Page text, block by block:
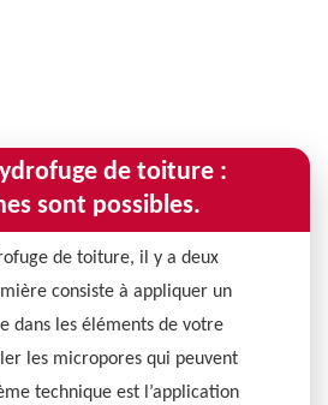
de toiture :
sont possibles.
de toiture, il y a deux
consiste à appliquer un
dans les éléments de votre
les micropores qui peuvent
technique est l’application